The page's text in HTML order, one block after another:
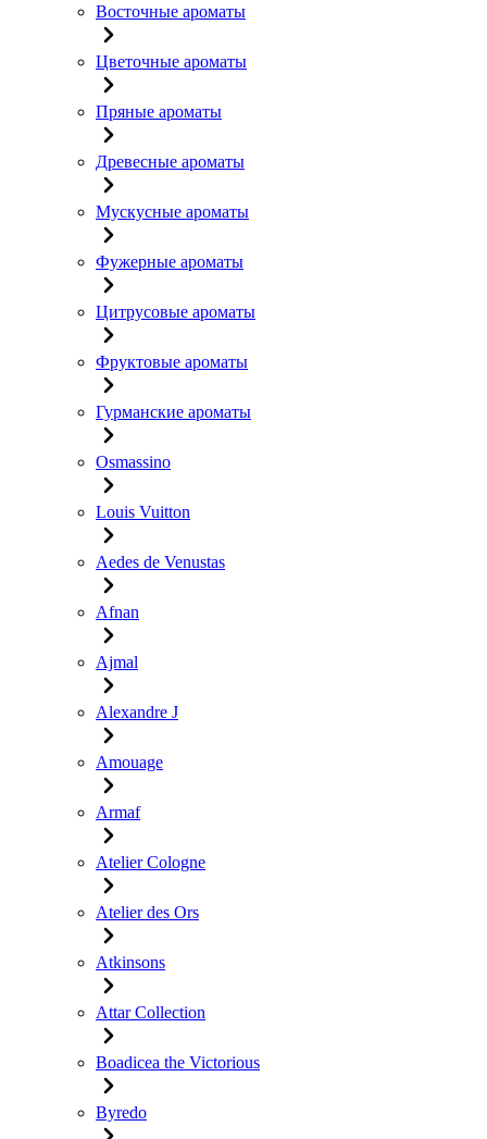
Восточные ароматы
Цветочные ароматы
Пряные ароматы
Древесные ароматы
Мускусные ароматы
Фужерные ароматы
Цитрусовые ароматы
Фруктовые ароматы
Гурманские ароматы
Osmassino
Louis Vuitton
Aedes de Venustas
Afnan
Ajmal
Alexandre J
Amouage
Armaf
Atelier Cologne
Atelier des Ors
Atkinsons
Attar Collection
Boadicea the Victorious
Byredo